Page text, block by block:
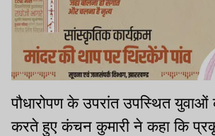
पौधारोपण के उपरांत उपस्थित युवाओं
करते हुए कंचन कुमारी ने कहा कि